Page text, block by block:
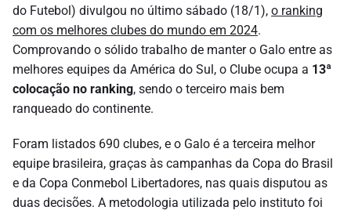
do Futebol) divulgou no último sábado (18/1), o ranking
com os melhores clubes do mundo em 2024.
Comprovando o sólido trabalho de manter o Galo entre as
melhores equipes da América do Sul, o Clube ocupa a 13ª
colocação no ranking, sendo o terceiro mais bem
ranqueado do continente.
Foram listados 690 clubes, e o Galo é a terceira melhor
equipe brasileira, graças às campanhas da Copa do Brasil
e da Copa Conmebol Libertadores, nas quais disputou as
duas decisões. A metodologia utilizada pelo instituto foi